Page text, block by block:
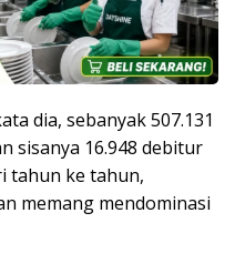
dia, sebanyak 507.131
sisanya 16.948 debitur
tahun ke tahun,
memang mendominasi